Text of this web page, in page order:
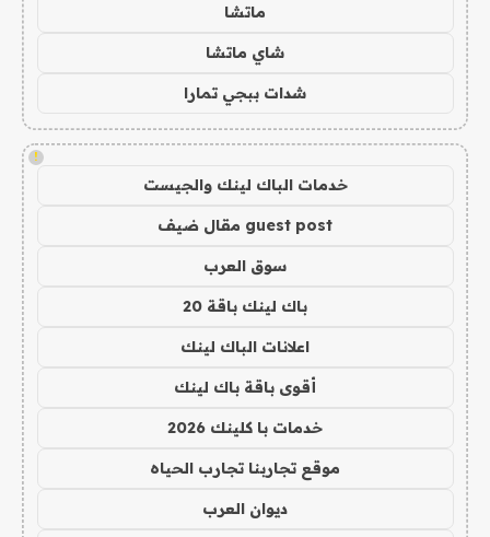
ماتشا
شاي ماتشا
شدات ببجي تمارا
!
خدمات الباك لينك والجيست
guest post مقال ضيف
سوق العرب
باك لينك باقة 20
اعلانات الباك لينك
أقوى باقة باك لينك
خدمات با كلينك 2026
موقع تجاربنا تجارب الحياه
ديوان العرب